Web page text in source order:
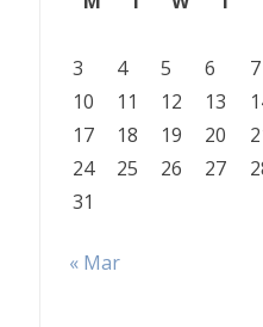
3
4 5 6 7
10
11 12 13
17
18 19 20
24
25 26 27
31
« Mar